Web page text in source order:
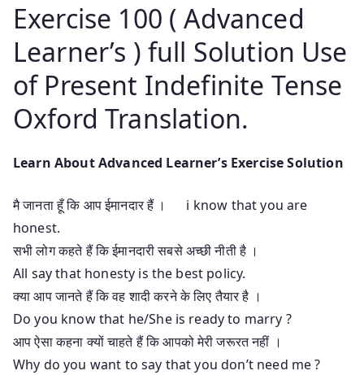
Exercise 100 ( Advanced
Learner’s ) full Solution Use
of Present Indefinite Tense
Oxford Translation.
Learn About Advanced Learner’s Exercise Solution
मै जानता हूँ कि आप ईमानदार हैं । i know that you are
honest.
सभी लोग कहते हैं कि ईमानदारी सबसे अच्छी नीती है ।
All say that honesty is the best policy.
क्या आप जानते हैं कि वह शादी करने के लिए तैयार है ।
Do you know that he/She is ready to marry ?
आप ऐसा कहना क्यों चाहते हैं कि आपको मेरी जरूरत नहीं ।
Why do you want to say that you don’t need me ?